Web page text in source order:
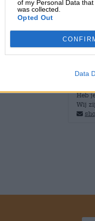
of my Personal Data
was collected.
Opted Out
Data
Heb
Wij